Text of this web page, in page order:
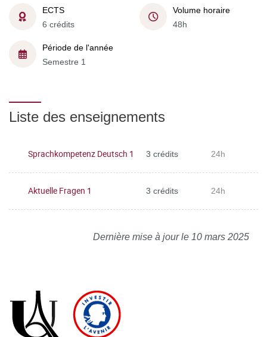
ECTS
6 crédits
Volume horaire
48h
Période de l'année
Semestre 1
Liste des enseignements
Sprachkompetenz Deutsch 1 3 crédits 24h
Aktuelle Fragen 1 3 crédits 24h
Dernière mise à jour le 10 mars 2025